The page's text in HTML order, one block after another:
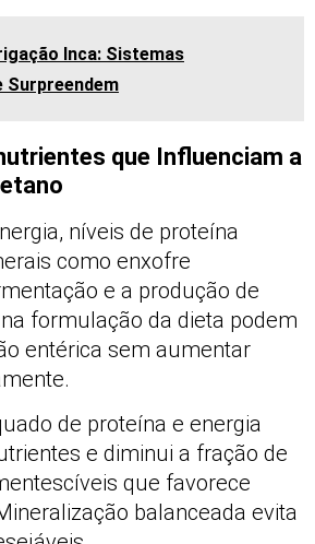
Inca: Sistemas
Surpreendem
que Influenciam a
níveis de proteína
como enxofre
e a produção de
formulação da dieta podem
entérica sem aumentar
de proteína e energia
e diminui a fração de
que favorece
balanceada evita